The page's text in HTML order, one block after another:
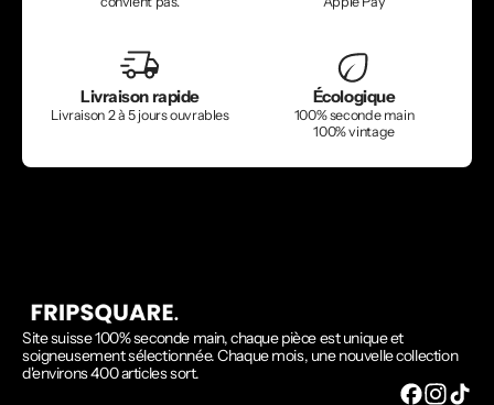
Livraison rapide
Livraison 2 à 5 jours ouvrables
Écologique
100% seconde main
100% vintage
Site suisse 100% seconde main, chaque pièce est unique et
soigneusement sélectionnée. Chaque mois, une nouvelle collection
d'environs 400 articles sort.